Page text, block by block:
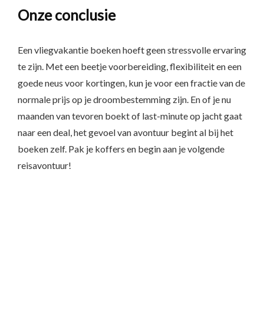
Onze conclusie
Een vliegvakantie boeken hoeft geen stressvolle ervaring
te zijn. Met een beetje voorbereiding, flexibiliteit en een
goede neus voor kortingen, kun je voor een fractie van de
normale prijs op je droombestemming zijn. En of je nu
maanden van tevoren boekt of last-minute op jacht gaat
naar een deal, het gevoel van avontuur begint al bij het
boeken zelf. Pak je koffers en begin aan je volgende
reisavontuur!